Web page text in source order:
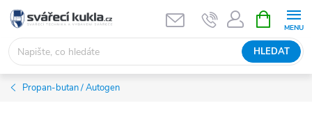
Přejít na obsah
HLEDAT
Propan-butan / Autogen